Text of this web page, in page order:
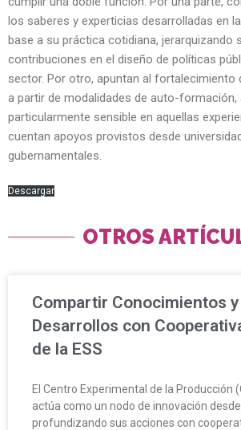
los saberes y experticias desarrolladas en
base a su práctica cotidiana, jerarquizando
contribuciones en el diseño de políticas
sector. Por otro, apuntan al fortalecimiento
a partir de modalidades de auto-formación,
particularmente sensible en aquellas
cuentan apoyos provistos desde
gubernamentales.
Descargar
OTROS
Compartir Conocimientos y
Desarrollos con
de la ESS
El Centro Experimental de la Producción
actúa como un nodo de innovación
profundizando sus acciones con